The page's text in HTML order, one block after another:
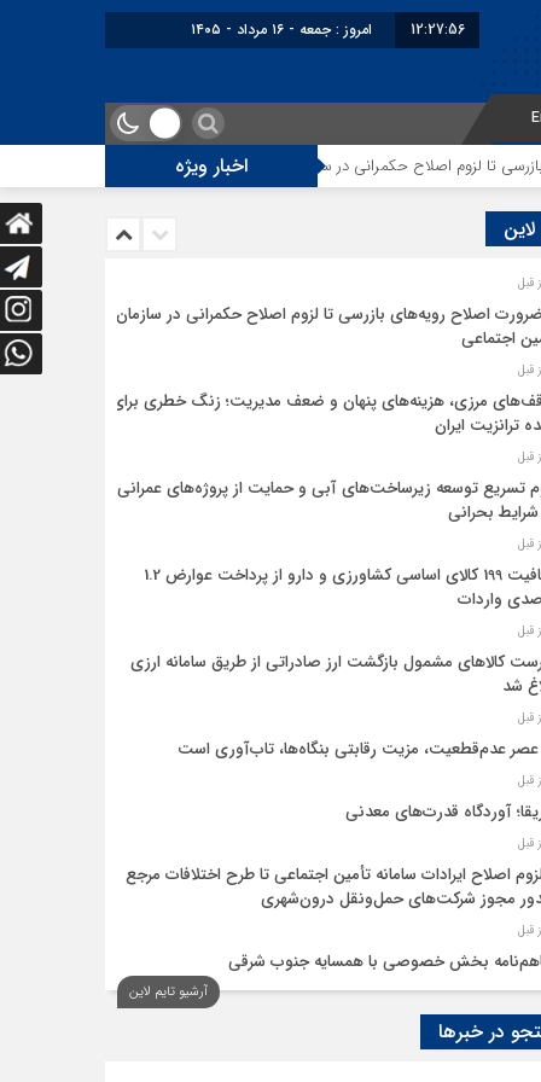
12:27:56 امروز : جمعه - ۱۶ مرداد - ۱۴۰۵
اخبار ویژهتا لزوم اصلاح حکمرانی در سازمان تأمین اجتماعی
اصلاح رویه‌های بازرسی تا لزوم اصلاح حکمرانی در سازمان
اجتماعی
مرزی، هزینه‌های پنهان و ضعف مدیریت؛ زنگ خطری برای
ترانزیت ایران
تسریع توسعه زیرساخت‌های آبی و حمایت از پروژه‌های عمرانی
بحرانی
معافیت 199 کالای اساسی کشاورزی و دارو از پرداخت عوارض 1.2
واردات
کالاهای مشمول بازگشت ارز صادراتی از طریق سامانه ارزی
شد
عصر عدم‌قطعیت، مزیت رقابتی بنگاه‌ها، تاب‌آوری است
آوردگاه قدرت‌های معدنی
اصلاح ایرادات سامانه تأمین اجتماعی تا طرح اختلافات مرجع
مجوز شرکت‌های حمل‌ونقل درون‌شهری
بخش خصوصی با همسایه جنوب شرقی
اقتصاد‌ها از هوش مصنوعی
آرشیو تایم لاین
در خبرها